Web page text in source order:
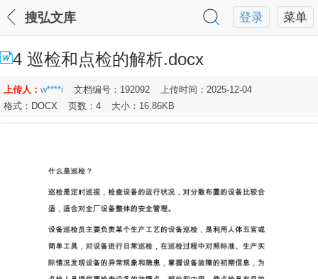
菜单
登录
搜弘文库
4 巡检和点检的解析.docx
上传人： w****i 文档编号：192092
上传时间：2025-12-04
格式：DOCX
页数：4 大小：16.86KB